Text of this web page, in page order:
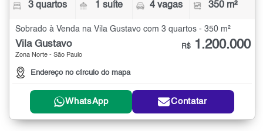
3 quartos 1 suíte 4 vagas 350 m²
Sobrado à Venda na Vila Gustavo com 3 quartos - 350 m²
Vila Gustavo
Zona Norte - São Paulo
Endereço no círculo do mapa
R$ 1.200.000
WhatsApp Contatar